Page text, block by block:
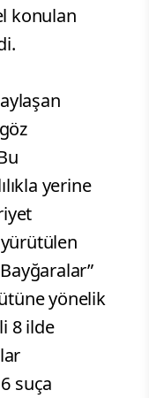
konulan
yerine
yürütülen
yönelik
8 ilde
suça